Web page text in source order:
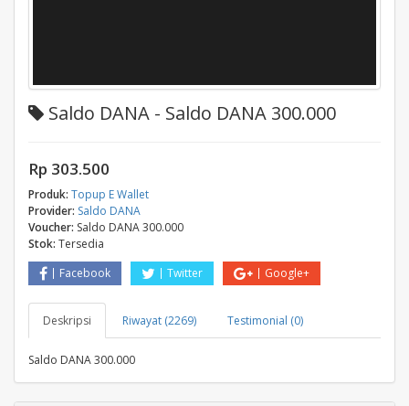
Saldo DANA - Saldo DANA 300.000
Rp 303.500
Produk: Topup E Wallet
Provider: Saldo DANA
Voucher: Saldo DANA 300.000
Stok: Tersedia
Facebook
Twitter Google+
Deskripsi Riwayat (2269) Testimonial (0)
Saldo DANA 300.000